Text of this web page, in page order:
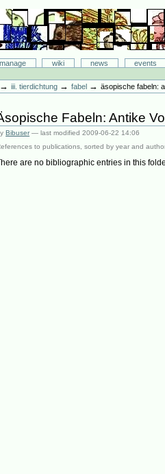
manage wiki news
events
→iii. tierdichtung →fabel →äsopische fabeln:
Fabeln: Antike
Bibuser — last modified2009-06-22 14:06
to publications, sorted by year and
are no bibliographic entries in this